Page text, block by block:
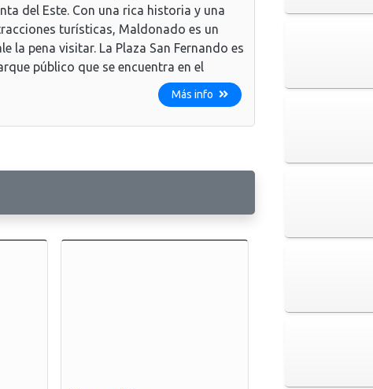
del Este. Con una rica historia y una
turísticas, Maldonado es un
la pena visitar. La Plaza San Fernando es
público que se encuentra en el
Más info